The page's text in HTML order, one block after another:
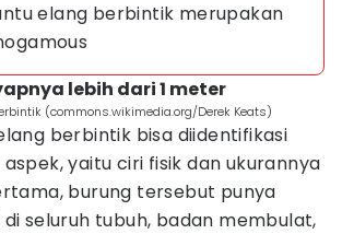
elang berbintik merupakan
lebih dari 1 meter
(commons.wikimedia.org/Derek Keats)
berbintik bisa diidentifikasi
yaitu ciri fisik dan ukurannya
burung tersebut punya
seluruh tubuh, badan membulat,